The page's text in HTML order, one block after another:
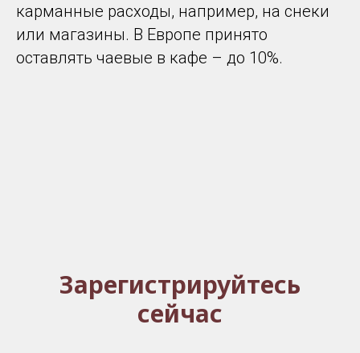
карманные расходы, например, на снеки
или магазины. В Европе принято
оставлять чаевые в кафе – до 10%.
Зарегистрируйтесь
сейчас